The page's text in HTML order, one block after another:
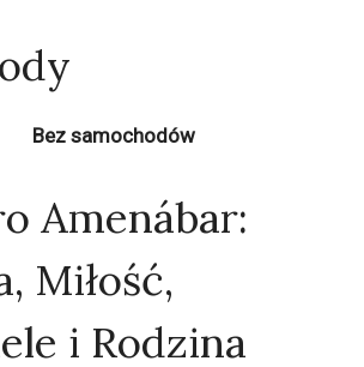
Bez samochodów
Amenábar:
Miłość,
i Rodzina